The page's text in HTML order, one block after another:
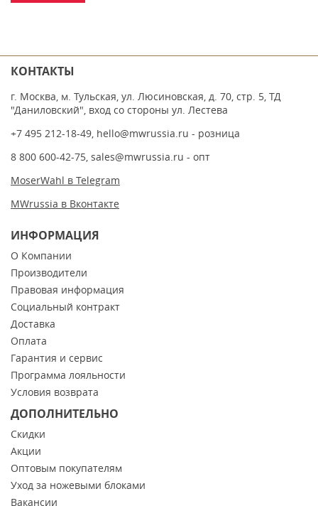
КОНТАКТЫ
г. Москва, м. Тульская, ул. Люсиновская, д. 70, стр. 5, ТД
"Даниловский", вход со стороны ул. Лестева
+7 495 212-18-49, hello@mwrussia.ru - розница
8 800 600-42-75, sales@mwrussia.ru - опт
MoserWahl в Telegram
MWrussia в Вконтакте
ИНФОРМАЦИЯ
О Компании
Производители
Правовая информация
Социальный контракт
Доставка
Оплата
Гарантия и сервис
Программа лояльности
Условия возврата
ДОПОЛНИТЕЛЬНО
Скидки
Акции
Оптовым покупателям
Уход за ножевыми блоками
Вакансии